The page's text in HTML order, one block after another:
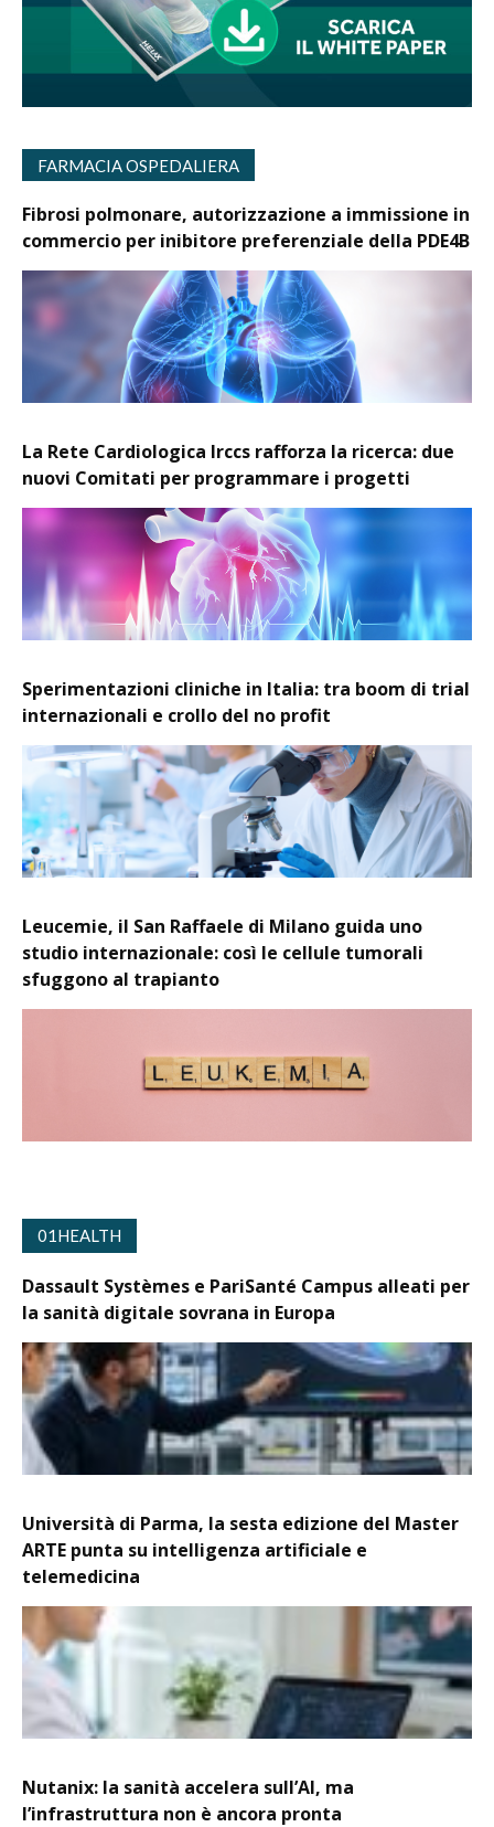
FARMACIA OSPEDALIERA
Fibrosi polmonare, autorizzazione a immissione in
commercio per inibitore preferenziale della PDE4B
La Rete Cardiologica Irccs rafforza la ricerca: due
nuovi Comitati per programmare i progetti
Sperimentazioni cliniche in Italia: tra boom di trial
internazionali e crollo del no profit
Leucemie, il San Raffaele di Milano guida uno
studio internazionale: così le cellule tumorali
sfuggono al trapianto
01HEALTH
Dassault Systèmes e PariSanté Campus alleati per
la sanità digitale sovrana in Europa
Università di Parma, la sesta edizione del Master
ARTE punta su intelligenza artificiale e
telemedicina
Nutanix: la sanità accelera sull’AI, ma
l’infrastruttura non è ancora pronta